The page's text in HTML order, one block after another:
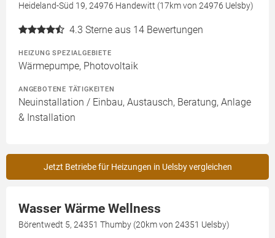
Heideland-Süd 19, 24976 Handewitt (17km von 24976 Uelsby)
4.3 Sterne aus 14 Bewertungen
HEIZUNG SPEZIALGEBIETE
Wärmepumpe, Photovoltaik
ANGEBOTENE TÄTIGKEITEN
Neuinstallation / Einbau, Austausch, Beratung, Anlage
& Installation
Jetzt Betriebe für Heizungen in Uelsby vergleichen
Wasser Wärme Wellness
Börentwedt 5, 24351 Thumby (20km von 24351 Uelsby)